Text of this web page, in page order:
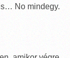
No mindegy.